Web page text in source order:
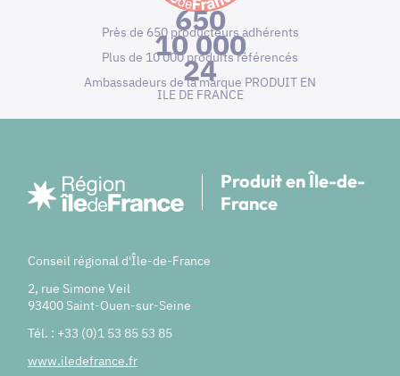
650
Près de 650 producteurs adhérents
10 000
Plus de 10 000 produits référencés
24
Ambassadeurs de la marque PRODUIT EN
ILE DE FRANCE
Produit en Île-de-
France
Conseil régional d'Île-de-France
2, rue Simone Veil
93400 Saint-Ouen-sur-Seine
Tél. : +33 (0)1 53 85 53 85
www.iledefrance.fr